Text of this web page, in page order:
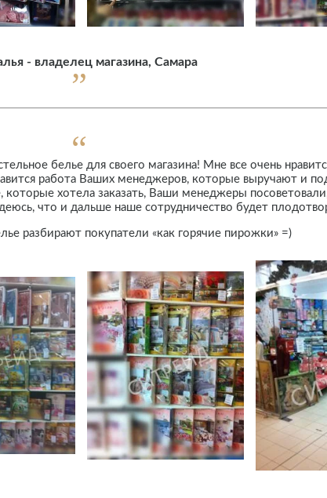
- владелец магазина, Самара
белье для своего магазина! Мне все очень
работа Ваших менеджеров, которые выручают и
которые хотела заказать, Ваши менеджеры
что и дальше наше сотрудничество будет
разбирают покупатели «как горячие пирожки» =)